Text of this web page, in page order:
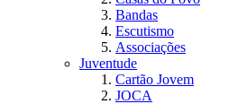
Bandas
Escutismo
Associações
Juventude
Cartão Jovem
JOCA